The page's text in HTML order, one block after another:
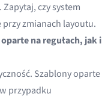
czy system
zmianach layoutu.
na regułach, jak i
Szablony oparte
przypadku